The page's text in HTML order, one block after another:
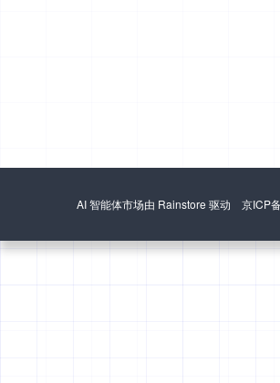
AI 智能体市场由 Rainstore 驱动 京ICP